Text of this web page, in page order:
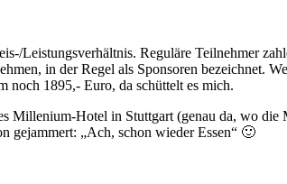
Leistungsverhältnis. Reguläre Teilnehmer
in der Regel als Sponsoren bezeichnet.
noch 1895,- Euro, da schüttelt es mich.
Hotel in Stuttgart (genau da, wo die
gejammert: „Ach, schon wieder Essen“ 🙂